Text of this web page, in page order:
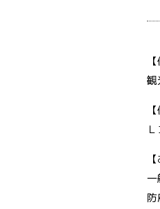
観
一